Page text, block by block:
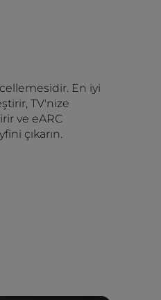
En iyi
TV'nize
ve eARC
çıkarın.